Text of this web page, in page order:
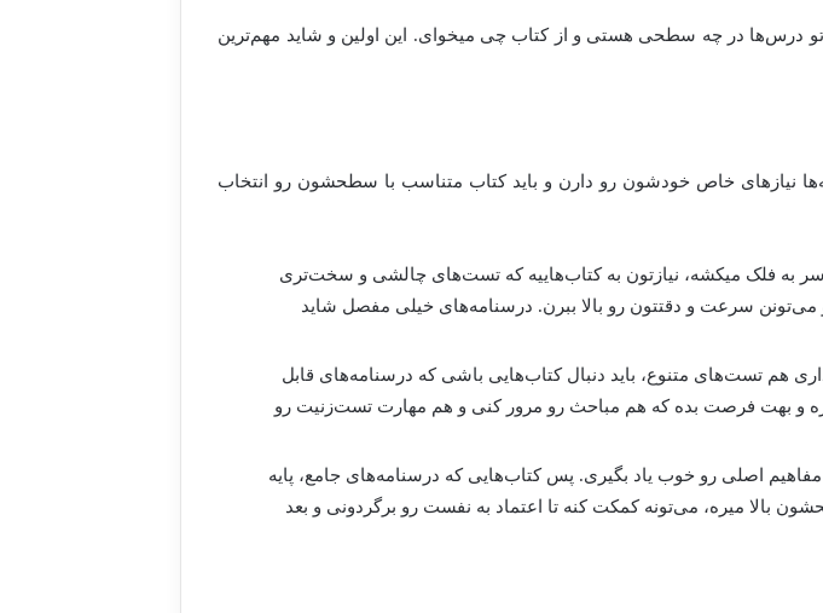
تو درس‌ها در چه سطحی هستی و از کتاب چی میخوای. این اولین و شاید مهم‌ترین
نیازهای خاص خودشون رو دارن و باید کتاب متناسب با سطحشون رو انتخاب
به فلک میکشه، نیازتون به کتاب‌هاییه که تست‌های چالشی و سخت‌تری
سرعت و دقتتون رو بالا ببرن. درسنامه‌های خیلی مفصل شاید
هم تست‌های متنوع، باید دنبال کتاب‌هایی باشی که درسنامه‌های قابل
و بهت فرصت بده که هم مباحث رو مرور کنی و هم مهارت تست‌زنیت رو
اصلی رو خوب یاد بگیری. پس کتاب‌هایی که درسنامه‌های جامع، پایه
میره، می‌تونه کمکت کنه تا اعتماد به نفست رو برگردونی و بعد